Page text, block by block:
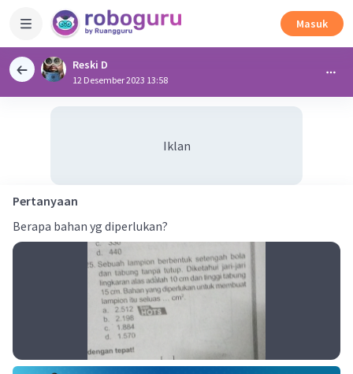
Masuk
Reski D
12 Desember 2023 13:58
Iklan
Pertanyaan
Berapa bahan yg diperlukan?